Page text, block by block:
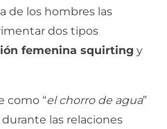
de los hombres las
dos tipos
femenina squirting y
como “el chorro de agua”
las relaciones